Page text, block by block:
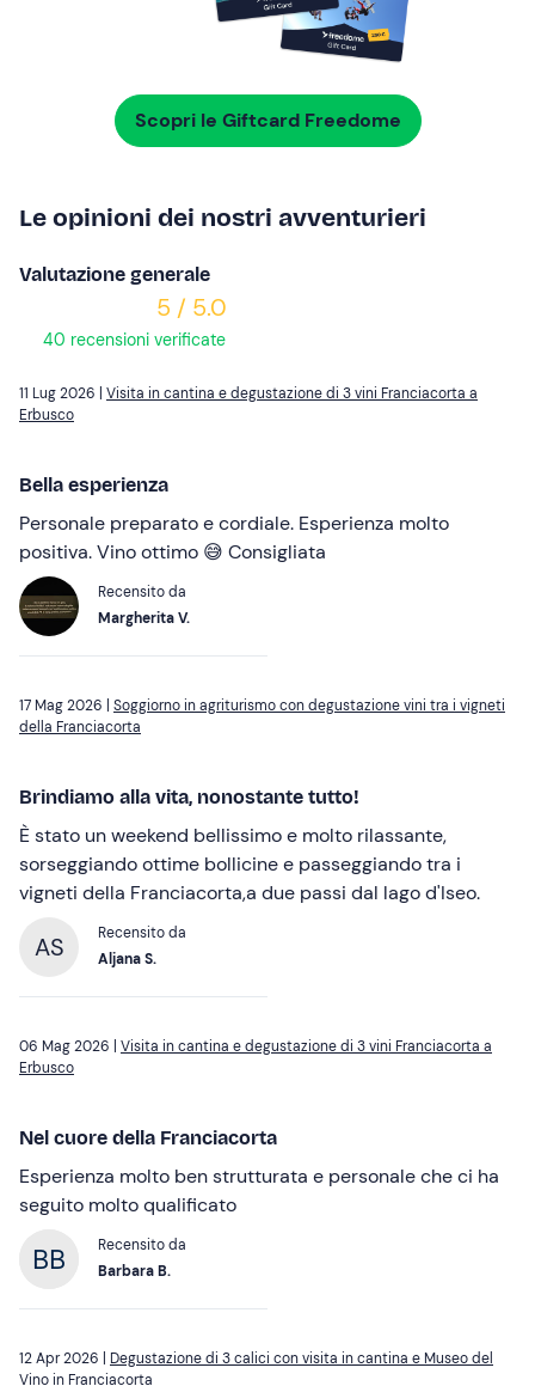
Scopri le Giftcard Freedome
Le opinioni dei nostri avventurieri
Valutazione generale
5 / 5.0
40 recensioni verificate
11 Lug 2026 | Visita in cantina e degustazione di 3 vini Franciacorta a
Erbusco
Bella esperienza
Personale preparato e cordiale. Esperienza molto
positiva. Vino ottimo 😅 Consigliata
Recensito da
Margherita V.
17 Mag 2026 | Soggiorno in agriturismo con degustazione vini tra i vigneti
della Franciacorta
Brindiamo alla vita, nonostante tutto!
È stato un weekend bellissimo e molto rilassante,
sorseggiando ottime bollicine e passeggiando tra i
vigneti della Franciacorta,a due passi dal lago d'Iseo.
AS
Recensito da
Aljana S.
06 Mag 2026 | Visita in cantina e degustazione di 3 vini Franciacorta a
Erbusco
Nel cuore della Franciacorta
Esperienza molto ben strutturata e personale che ci ha
seguito molto qualificato
Recensito da
Barbara B.
12 Apr 2026 | Degustazione di 3 calici con visita in cantina e Museo del
Vino in Franciacorta